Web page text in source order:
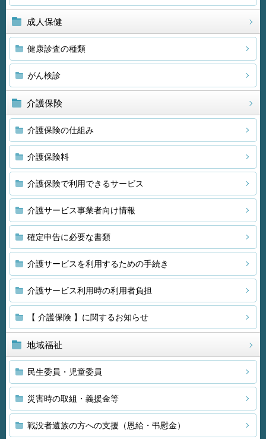
成人保健
健康診査の種類
がん検診
介護保険
介護保険の仕組み
介護保険料
介護保険で利用できるサービス
介護サービス事業者向け情報
確定申告に必要な書類
介護サービスを利用するための手続き
介護サービス利用時の利用者負担
【 介護保険 】に関するお知らせ
地域福祉
民生委員・児童委員
災害時の取組・義援金等
戦没者遺族の方への支援（恩給・弔慰金）